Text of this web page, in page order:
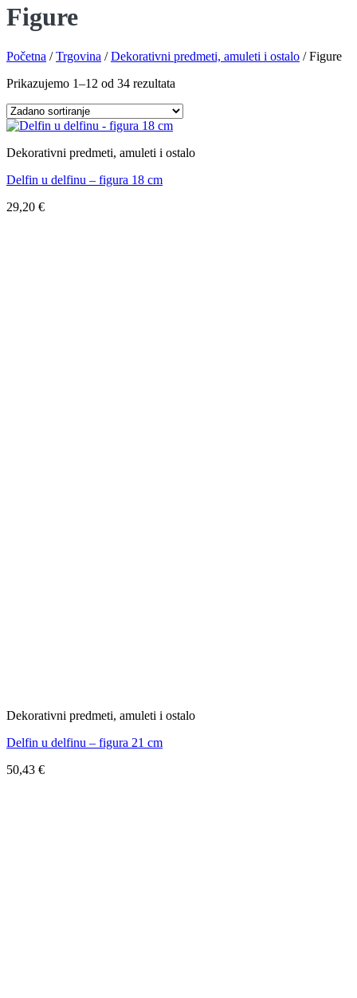
Figure
Početna / Trgovina / Dekorativni predmeti, amuleti i ostalo /Figure
Prikazujemo 1–12 od 34 rezultata
Dekorativni predmeti, amuleti i ostalo
Delfin u delfinu – figura 18 cm
29,20 €
Dekorativni predmeti, amuleti i ostalo
Delfin u delfinu – figura 21 cm
50,43 €